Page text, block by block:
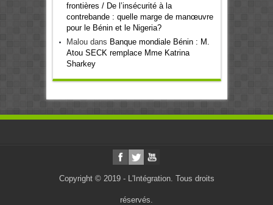
frontières / De l’insécurité à la
contrebande : quelle marge de manœuvre
pour le Bénin et le Nigeria?
Maloudans Banque mondiale Bénin : M.
Atou SECK remplace Mme Katrina
Sharkey
Copyright © 2019 - L'Intégration. Tous droits
réservés.